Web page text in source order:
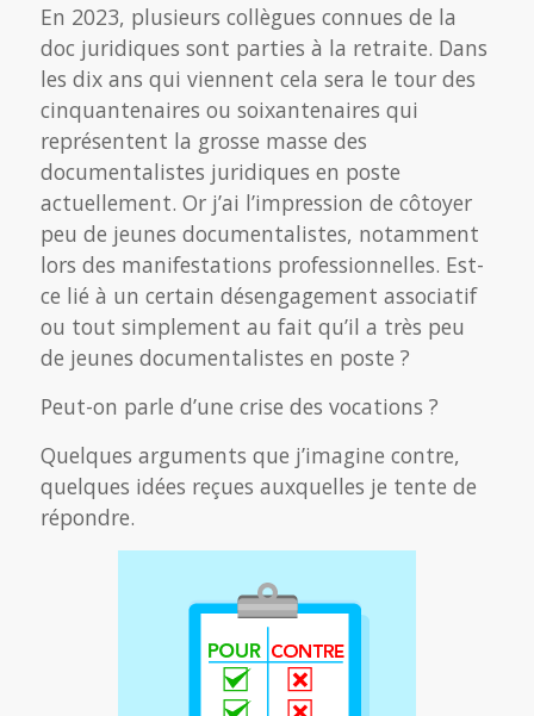
En 2023, plusieurs collègues connues de la
doc juridiques sont parties à la retraite. Dans
les dix ans qui viennent cela sera le tour des
cinquantenaires ou soixantenaires qui
représentent la grosse masse des
documentalistes juridiques en poste
actuellement. Or j’ai l’impression de côtoyer
peu de jeunes documentalistes, notamment
lors des manifestations professionnelles. Est-
ce lié à un certain désengagement associatif
ou tout simplement au fait qu’il a très peu
de jeunes documentalistes en poste ?
Peut-on parle d’une crise des vocations ?
Quelques arguments que j’imagine contre,
quelques idées reçues auxquelles je tente de
répondre.